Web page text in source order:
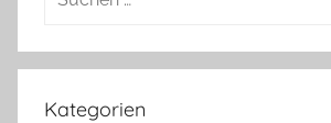
Kategorien